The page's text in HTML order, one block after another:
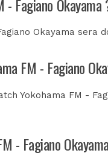
- Fagiano Okayama
Okayama
FM - Fagiano
Yokohama FM -
- Fagiano